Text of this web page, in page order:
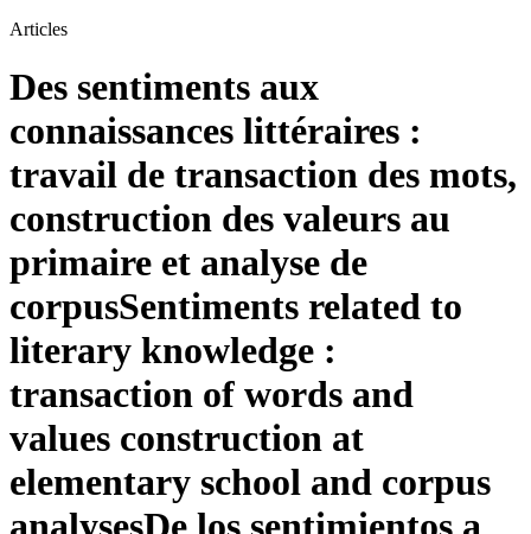
Articles
Des sentiments aux
connaissances littéraires :
travail de transaction des mots,
construction des valeurs au
primaire et analyse de
corpusSentiments related to
literary knowledge :
transaction of words and
values construction at
elementary school and corpus